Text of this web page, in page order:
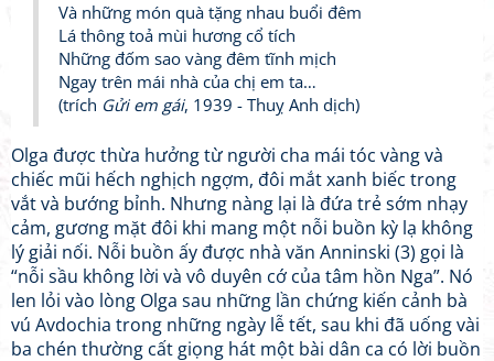
Và những món quà tặng nhau buổi đêm
Lá thông toả mùi hương cổ tích
Những đốm sao vàng đêm tĩnh mịch
Ngay trên mái nhà của chị em ta…
(trích Gửi em gái, 1939 - Thuỵ Anh dịch)
Olga được thừa hưởng từ người cha mái tóc vàng và
chiếc mũi hếch nghịch ngợm, đôi mắt xanh biếc trong
vắt và bướng bỉnh. Nhưng nàng lại là đứa trẻ sớm nhạy
cảm, gương mặt đôi khi mang một nỗi buồn kỳ lạ không
lý giải nối. Nỗi buồn ấy được nhà văn Anninski (3) gọi là
“nỗi sầu không lời và vô duyên cớ của tâm hồn Nga”. Nó
len lỏi vào lòng Olga sau những lần chứng kiến cảnh bà
vú Avdochia trong những ngày lễ tết, sau khi đã uống vài
ba chén thường cất giọng hát một bài dân ca có lời buồn